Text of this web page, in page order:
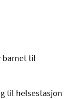
barnet til
til helsestasjon